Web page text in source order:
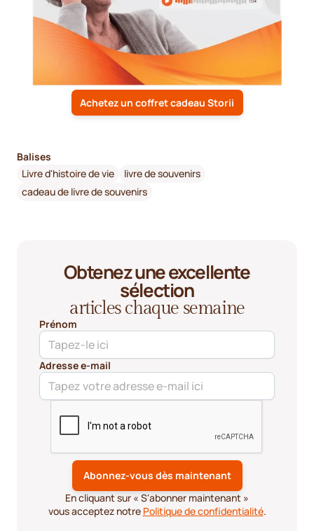
Achetez un coffret cadeau Storii
Balises
Livre d'histoire de vie
livre de souvenirs
cadeau de livre de souvenirs
Obtenez une excellente
sélection
articles chaque semaine
Prénom
Adresse e-mail
En cliquant sur « S'abonner maintenant »
vous acceptez notre Politique de confidentialité.